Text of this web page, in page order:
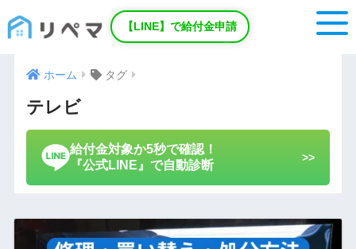
【LINE】で給付金申請
ホーム タグ
テレビ
給付金対象か5秒で確認！
『公式LINE』で自動診断
>>